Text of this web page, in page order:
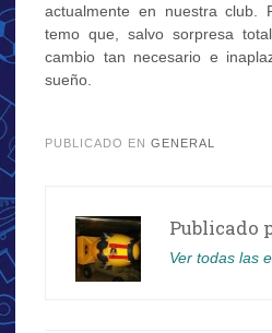
actualmente en nuestra club.
temo que, salvo sorpresa
cambio tan necesario e
sueño.
PUBLICADO EN GENERAL
Publicado
Ver todas las